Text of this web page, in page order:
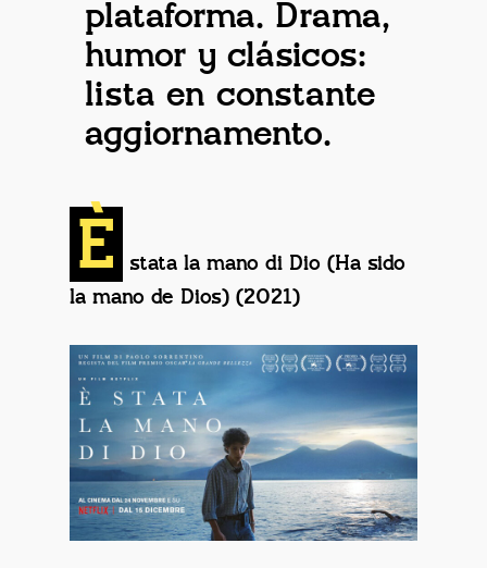
plataforma. Drama,
humor y clásicos:
lista en constante
aggiornamento.
È
stata la mano di Dio (Ha sido
la mano de Dios) (2021)